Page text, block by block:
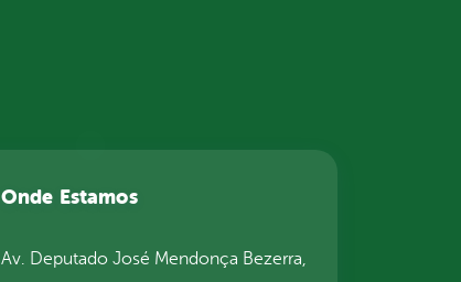
Onde Estamos
Av. Deputado José Mendonça Bezerra,